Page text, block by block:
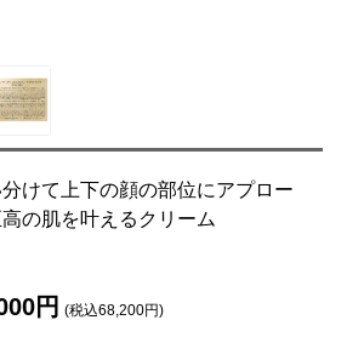
けて上下の顔の部位にアプロー
の肌を叶えるクリーム
円 (税込68,200円)